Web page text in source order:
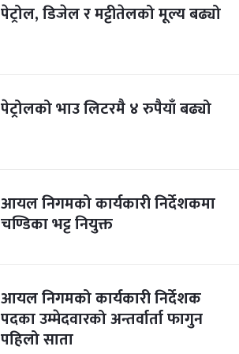
पेट्रोल, डिजेल र मट्टीतेलको मूल्य बढ्यो
पेट्रोलको भाउ लिटरमै ४ रुपैयाँ बढ्यो
आयल निगमको कार्यकारी निर्देशकमा
चण्डिका भट्ट नियुक्त
आयल निगमको कार्यकारी निर्देशक
पदका उम्मेदवारको अन्तर्वार्ता फागुन
पहिलो साता